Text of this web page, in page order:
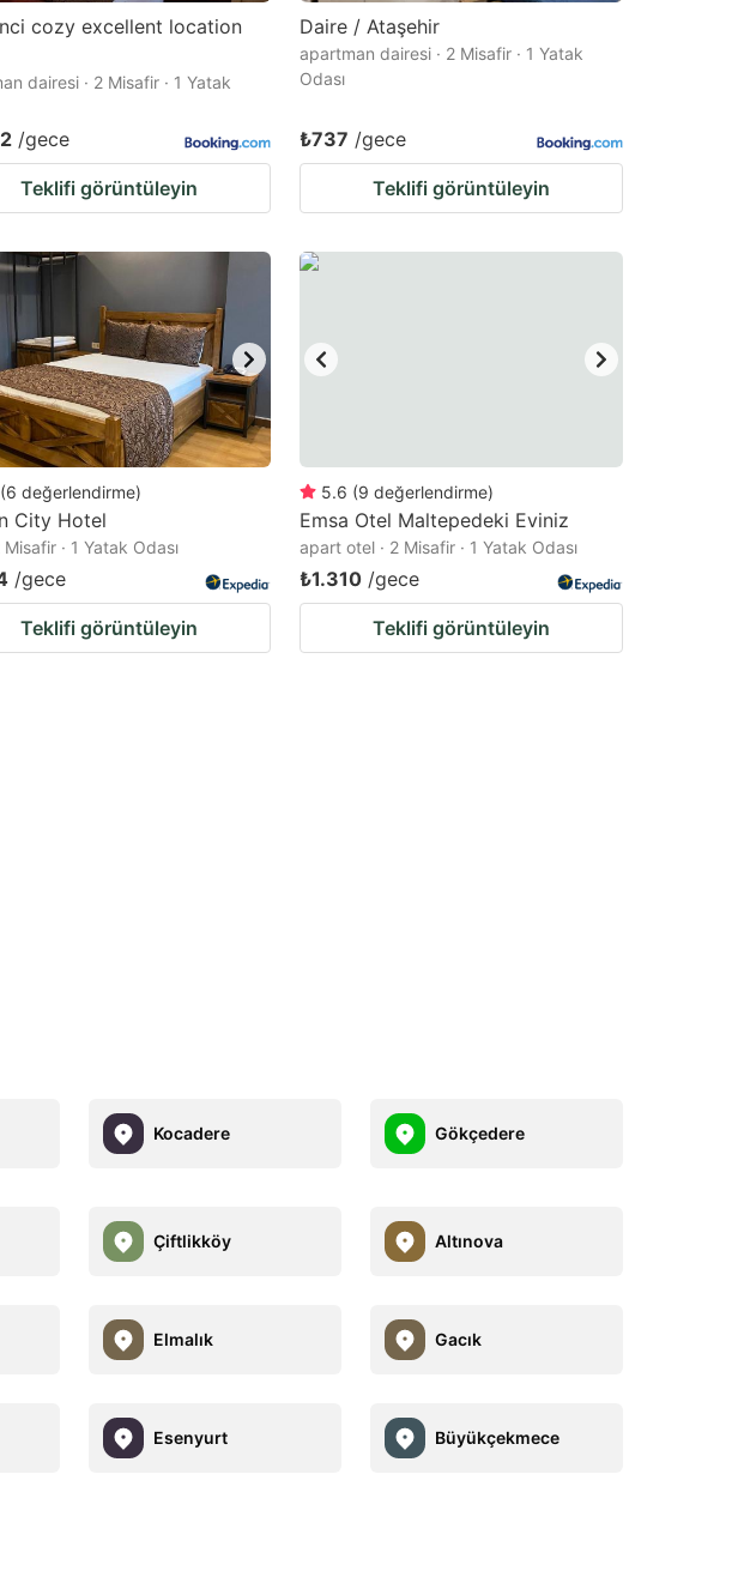
cozy excellent location
dairesi · 2 Misafir · 1 Yatak
/gece
Teklifi görüntüleyin
Daire / Ataşehir
apartman dairesi · 2 Misafir · 1 Yatak
Odası
₺737 /gece
Teklifi görüntüleyin
(6 değerlendirme)
City Hotel
Misafir · 1 Yatak Odası
/gece
Teklifi görüntüleyin
5.6 (9 değerlendirme)
Emsa Otel Maltepedeki Eviniz
apart otel · 2 Misafir · 1 Yatak Odası
₺1.310 /gece
Teklifi görüntüleyin
Kocadere Gökçedere
Çiftlikköy Altınova
Elmalık Gacık
Esenyurt Büyükçekmece